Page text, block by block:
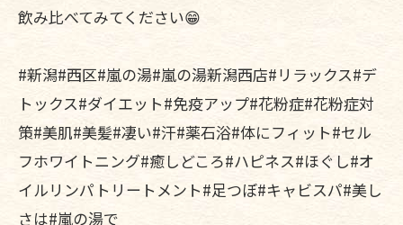
飲み比べてみてください😁
#新潟#西区#嵐の湯#嵐の湯新潟西店#リラックス#デ
トックス#ダイエット#免疫アップ#花粉症#花粉症対
策#美肌#美髪#凄い#汗#薬石浴#体にフィット#セル
フホワイトニング#癒しどころ#ハピネス#ほぐし#オ
イルリンパトリートメント#足つぼ#キャビスパ#美し
さは#嵐の湯で